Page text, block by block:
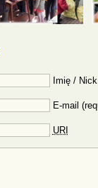
Imię /
E-mail
URI